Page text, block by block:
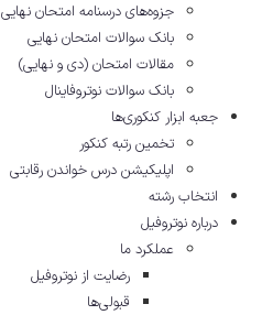
جزوه‌های درسنامه امتحان نهایی
بانک سوالات امتحان نهایی
مقالات امتحان (دی و نهایی)
بانک سوالات نوتروفاینال
جعبه ابزار کنکوری‌ها
تخمین رتبه کنکور
اپلیکیشن درس خواندن رقابتی
انتخاب رشته
درباره نوتروفیل
عملکرد ما
رضایت از نوتروفیل
قبولی‌ها